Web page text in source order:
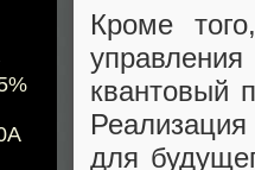
Кроме
квантовый
для